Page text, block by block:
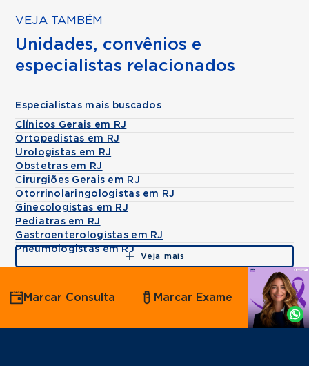
VEJA TAMBÉM
Unidades, convênios e
especialistas relacionados
Especialistas mais buscados
Clínicos Gerais em RJ
Ortopedistas em RJ
Urologistas em RJ
Obstetras em RJ
Cirurgiões Gerais em RJ
Otorrinolaringologistas em RJ
Ginecologistas em RJ
Pediatras em RJ
Gastroenterologistas em RJ
Pneumologistas em RJ
Veja mais
Agende
por
Whatsapp
Marcar Consulta Marcar Exame